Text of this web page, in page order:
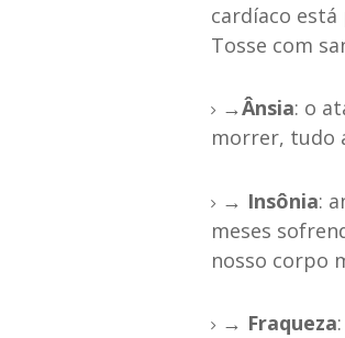
cardíaco
Tosse com
→Ânsia: o
morrer, tudo
→ Insônia:
meses
nosso corpo
→ Fraqueza